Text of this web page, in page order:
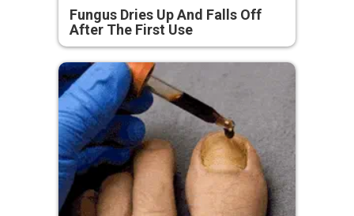
Fungus Dries Up And Falls Off
After The First Use